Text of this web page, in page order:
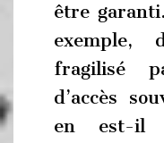
être
exemple,
fragilisé
d’accès
en est-il